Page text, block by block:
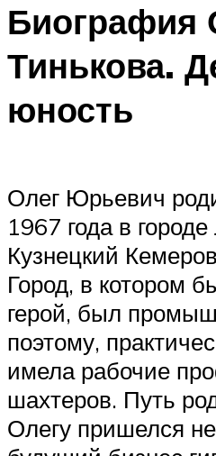
Биография
Тинькова.
юность
Олег Юрьевич
1967 года в
Кузнецкий
Город, в котором
герой, был
поэтому,
имела рабочие
шахтеров. Путь
Олегу пришелся